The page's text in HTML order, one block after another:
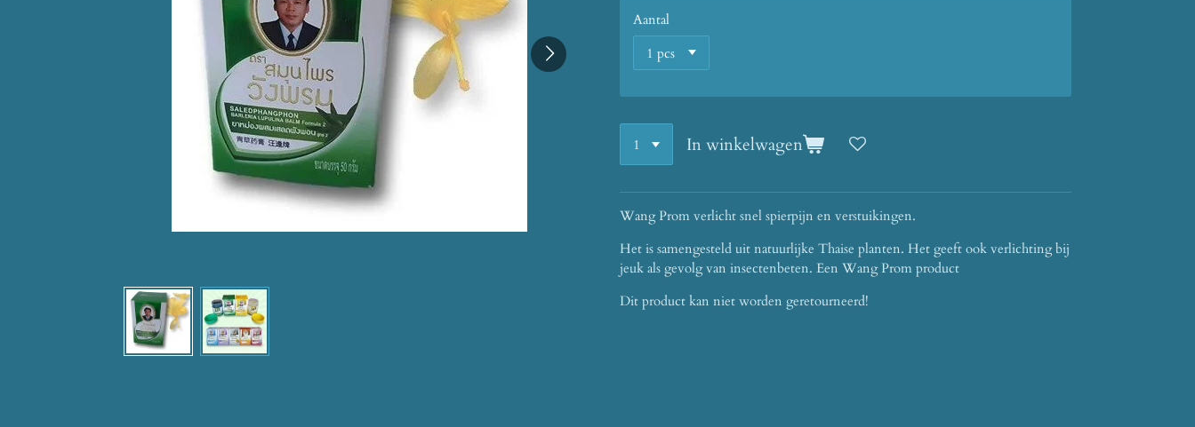
Aantal
In winkelwagen
Wang Prom verlicht snel spierpijn en verstuikingen.
Het is samengesteld uit natuurlijke Thaise planten. Het geeft ook verlichting bij
jeuk als gevolg van insectenbeten. Een Wang Prom product
Dit product kan niet worden geretourneerd!